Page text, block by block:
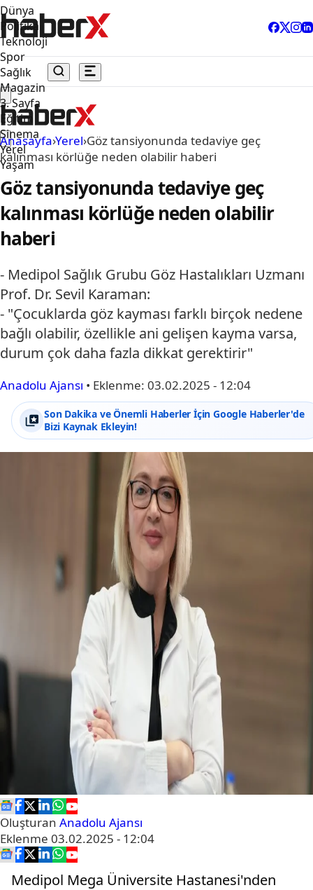
Dünya
Politika
Teknoloji
Spor
Sağlık
Magazin
3. Sayfa
Eğitim
Sinema
Yerel
Yaşam
Anasayfa›Yerel›Göz tansiyonunda tedaviye geç
kalınması körlüğe neden olabilir haberi
Göz tansiyonunda tedaviye geç
kalınması körlüğe neden olabilir
haberi
- Medipol Sağlık Grubu Göz Hastalıkları Uzmanı
Prof. Dr. Sevil Karaman:
- "Çocuklarda göz kayması farklı birçok nedene
bağlı olabilir, özellikle ani gelişen kayma varsa,
durum çok daha fazla dikkat gerektirir"
Anadolu Ajansı • Eklenme: 03.02.2025 - 12:04
Son Dakika ve Önemli Haberler İçin Google Haberler'de
Bizi Kaynak Ekleyin!
Oluşturan Anadolu Ajansı
Eklenme 03.02.2025 - 12:04
Medipol Mega Üniversite Hastanesi'nden